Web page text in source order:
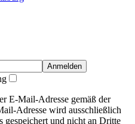
Anmelden
E-Mail-Adresse gemäß der
Adresse wird ausschließlich
gespeichert und nicht an Dritte